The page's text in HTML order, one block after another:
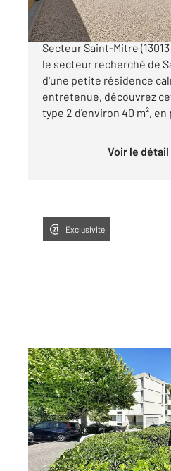
À vendre Appartement
Secteur Saint-Mitre
le secteur recherché de
d'une petite résidence
entretenue, découvrez
type 2 d'environ 40 m²,
Voir le
Exclusivité
MARSEILLE 13013
66,29 m2, 4 pièces
Ref : 10268
Appartement à
130 000